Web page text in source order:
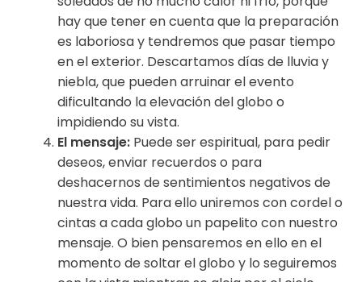
hay que tener en cuenta que la preparación
es laboriosa y tendremos que pasar tiempo
en el exterior. Descartamos días de lluvia y
niebla, que pueden arruinar el evento
dificultando la elevación del globo o
impidiendo su vista.
El mensaje:Puede ser espiritual, para pedir
deseos, enviar recuerdos o para
deshacernos de sentimientos negativos de
nuestra vida. Para ello uniremos con cordel o
cintas a cada globo un papelito con nuestro
mensaje. O bien pensaremos en ello en el
momento de soltar el globo y lo seguiremos